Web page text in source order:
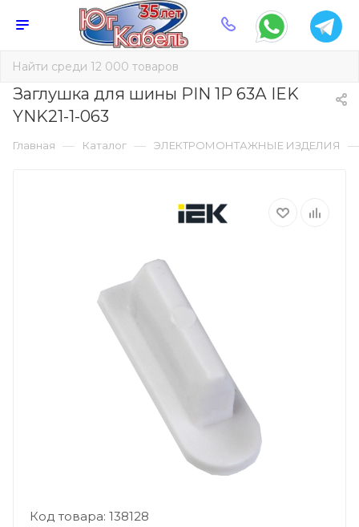
Заглушка для шины PIN 1P 63А IEK
YNK21-1-063
Главная — Каталог — ЭЛЕКТРОМОНТАЖНЫЕ ИЗДЕЛИЯ —
Код товара: 138128